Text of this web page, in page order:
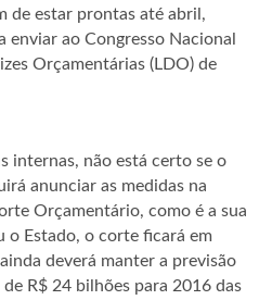
de estar prontas até abril,
enviar ao Congresso Nacional
Orçamentárias (LDO) de
internas, não está certo se o
anunciar as medidas na
Orçamentário, como é a sua
Estado, o corte ficará em
deverá manter a previsão
R$ 24 bilhões para 2016 das